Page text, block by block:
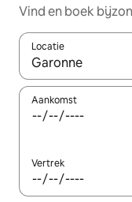
Vind en boek
Locatie
Wanneer er
Aankomst
Vertrek